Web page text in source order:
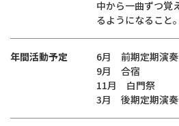
中から一曲ずつ覚
るようになること。
年間活動予定
6月 前期定期演
9月 合宿
11月 白門祭
3月 後期定期演